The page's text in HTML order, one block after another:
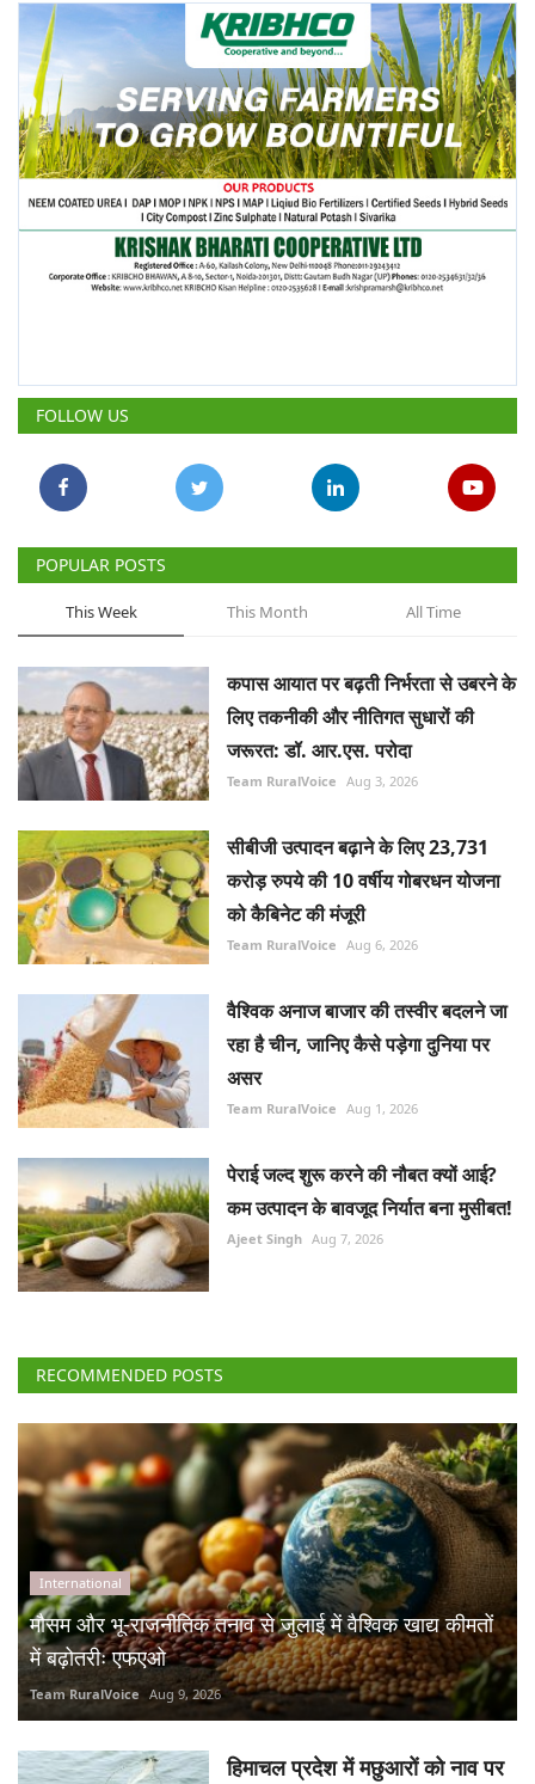
FOLLOW US
POPULAR POSTS
This Week This Month All Time
कपास आयात पर बढ़ती निर्भरता से उबरने के
लिए तकनीकी और नीतिगत सुधारों की
जरूरत: डॉ. आर.एस. परोदा
Team RuralVoice Aug 3, 2026
सीबीजी उत्पादन बढ़ाने के लिए 23,731
करोड़ रुपये की 10 वर्षीय गोबरधन योजना
को कैबिनेट की मंजूरी
Team RuralVoice Aug 6, 2026
वैश्विक अनाज बाजार की तस्वीर बदलने जा
रहा है चीन, जानिए कैसे पड़ेगा दुनिया पर
असर
Team RuralVoice Aug 1, 2026
पेराई जल्द शुरू करने की नौबत क्यों आई?
कम उत्पादन के बावजूद निर्यात बना मुसीबत!
Ajeet Singh Aug 7, 2026
RECOMMENDED POSTS
International
मौसम और भू-राजनीतिक तनाव से जुलाई में वैश्विक खाद्य कीमतों
में बढ़ोतरीः एफएओ
Team RuralVoice Aug 9, 2026
हिमाचल प्रदेश में मछुआरों को नाव पर